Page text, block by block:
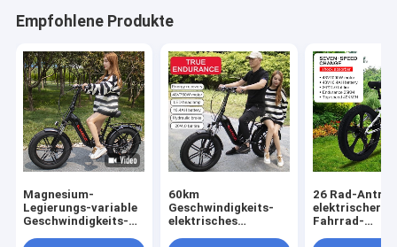
Empfohlene Produkte
Magnesium-
Legierungs-variable
Geschwindigkeits-
60km
Geschwindigkeits-
elektrisches
26 Rad-
elektrischer
Fahrrad-